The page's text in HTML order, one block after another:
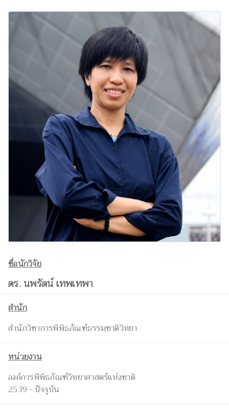
ชื่อนักวิจัย
ดร. นพรัตน์ เทพเทพา
สำนัก
สำนักวิชาการพิพิธภัณฑ์ธรรมชาติวิทยา
หน่วยงาน
องค์การพิพิธภัณฑ์วิทยาศาสตร์แห่งชาติ
2539 - ปัจจุบัน